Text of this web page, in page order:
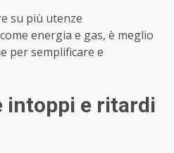
su più utenze
energia e gas, è meglio
per semplificare e
intoppi e ritardi